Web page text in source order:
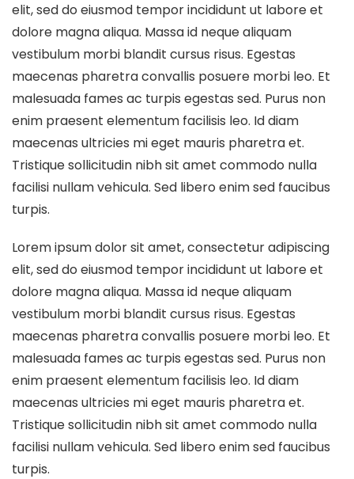
elit, sed do eiusmod tempor incididunt ut labore et
dolore magna aliqua. Massa id neque aliquam
vestibulum morbi blandit cursus risus. Egestas
maecenas pharetra convallis posuere morbi leo. Et
malesuada fames ac turpis egestas sed. Purus non
enim praesent elementum facilisis leo. Id diam
maecenas ultricies mi eget mauris pharetra et.
Tristique sollicitudin nibh sit amet commodo nulla
facilisi nullam vehicula. Sed libero enim sed faucibus
turpis.
Lorem ipsum dolor sit amet, consectetur adipiscing
elit, sed do eiusmod tempor incididunt ut labore et
dolore magna aliqua. Massa id neque aliquam
vestibulum morbi blandit cursus risus. Egestas
maecenas pharetra convallis posuere morbi leo. Et
malesuada fames ac turpis egestas sed. Purus non
enim praesent elementum facilisis leo. Id diam
maecenas ultricies mi eget mauris pharetra et.
Tristique sollicitudin nibh sit amet commodo nulla
facilisi nullam vehicula. Sed libero enim sed faucibus
turpis.